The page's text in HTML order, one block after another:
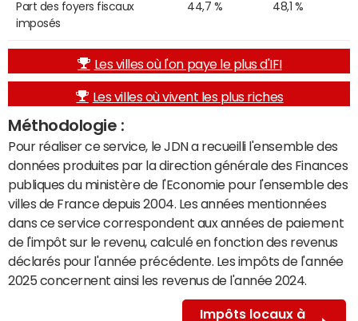
Part des foyers fiscaux
imposés
44,7 % 48,1 %
Les villes où l'on paye le plus d'IFI
Les villes où vivent les plus riches
Méthodologie :
Pour réaliser ce service, le JDN a recueilli l'ensemble des
données produites par la direction générale des Finances
publiques du ministère de l'Economie pour l'ensemble des
villes de France depuis 2004. Les années mentionnées
dans ce service correspondent aux années de paiement
de l'impôt sur le revenu, calculé en fonction des revenus
déclarés pour l'année précédente. Les impôts de l'année
2025 concernent ainsi les revenus de l'année 2024.
Impôts locaux à